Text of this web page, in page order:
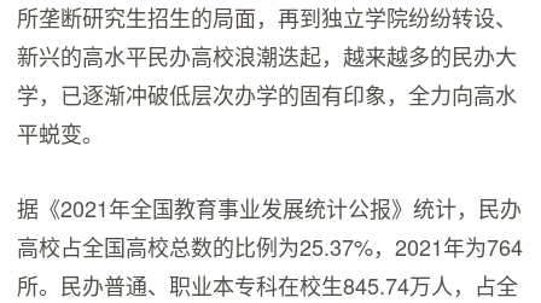
所垄断研究生招生的局面，再到独立学院纷纷转设、
新兴的高水平民办高校浪潮迭起，越来越多的民办大
学，已逐渐冲破低层次办学的固有印象，全力向高水
平蜕变。
据《2021年全国教育事业发展统计公报》统计，民办
高校占全国高校总数的比例为25.37%，2021年为764
所。民办普通、职业本专科在校生845.74万人，占全